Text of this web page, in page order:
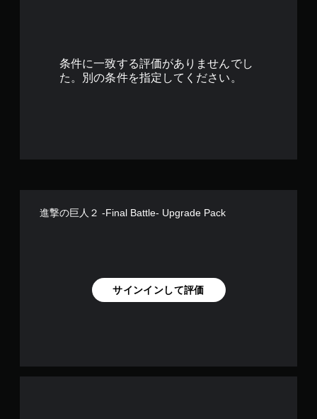
条件に一致する評価がありませんでし
た。別の条件を指定してください。
進撃の巨人２ -Final Battle- Upgrade Pack
サインインして評価